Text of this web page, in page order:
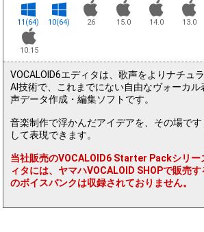
11(64) 10(64) 26 15.0 14.0 13.0
10.15
VOCALOID6エディタは、歌声をよりナチュ
AI技術で、これまでにない自由なヴォーカ
声データ作成・編集ソフトです。
音楽制作で浮かんだアイデアを、その場で
して表現できます。
当社販売のVOCALOID6 Starter Packシリー
ィタには、ヤマハVOCALOID SHOPで販売
のボイスバンクは収録されておりません。